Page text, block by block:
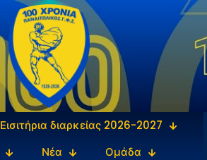
Εισιτήρια διαρκείας 2026-2027
Νέα
Ομάδα